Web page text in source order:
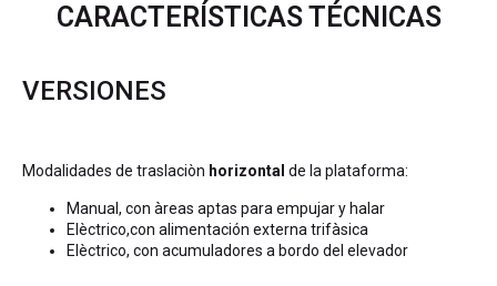
CARACTERÍSTICAS TÉCNICAS
VERSIONES
Modalidades de traslaciòn horizontal de la plataforma:
Manual, con àreas aptas para empujar y halar
Elèctrico,con alimentación externa trifàsica
Elèctrico, con acumuladores a bordo del elevador